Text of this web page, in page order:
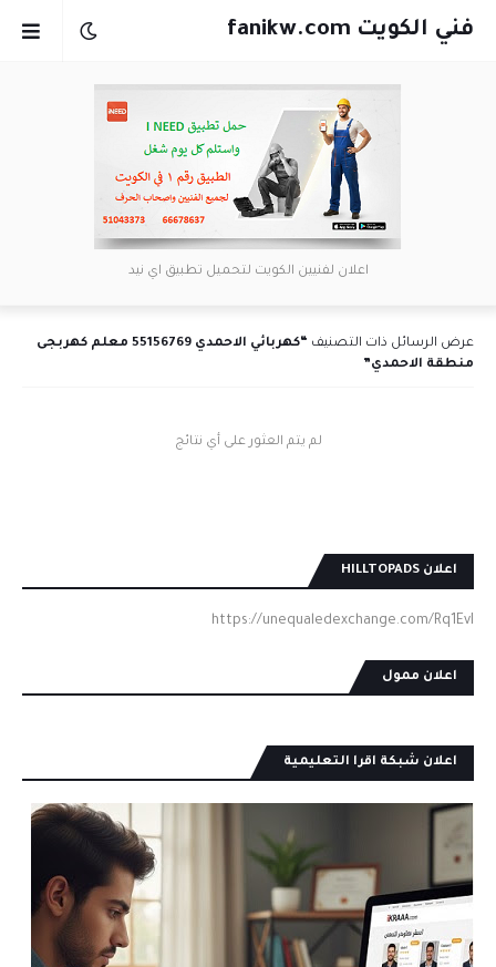
فني الكويت fanikw.com
اعلان لفنيين الكويت لتحميل تطبيق اي نيد
عرض الرسائل ذات التصنيف
كهربائي الاحمدي 55156769 معلم كهربجى
منطقة الاحمدي
لم يتم العثور على أي نتائج
اعلان HILLTOPADS
https://unequaledexchange.com/Rq1EvI
اعلان ممول
اعلان شبكة اقرا التعليمية